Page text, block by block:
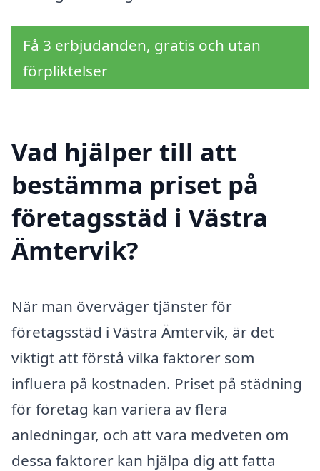
Få 3 erbjudanden, gratis och utan
förpliktelser
Vad hjälper till att
bestämma priset på
företagsstäd i Västra
Ämtervik?
När man överväger tjänster för
företagsstäd i Västra Ämtervik, är det
viktigt att förstå vilka faktorer som
influera på kostnaden. Priset på städning
för företag kan variera av flera
anledningar, och att vara medveten om
dessa faktorer kan hjälpa dig att fatta